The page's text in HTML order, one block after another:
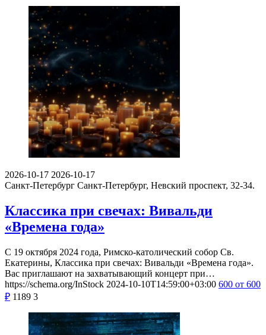
2026-10-17 2026-10-17
Санкт-Петербург Санкт-Петербург, Невский проспект, 32-34.
Классика при свечах: Вивальди
«Времена года»
С 19 октября 2024 года, Римско-католический собор Св.
Екатерины, Классика при свечах: Вивальди «Времена года».
Вас приглашают на захватывающий концерт при…
https://schema.org/InStock 2024-10-10T14:59:00+03:00 600 от 600
₽ 1189 3